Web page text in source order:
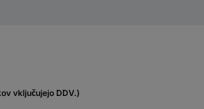
vključujejo DDV.)